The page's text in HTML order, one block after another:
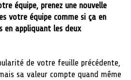
équipe, prenez une nouvelle
votre équipe comme si ça en
en appliquant les deux
de votre feuille précédente,
sa valeur compte quand même